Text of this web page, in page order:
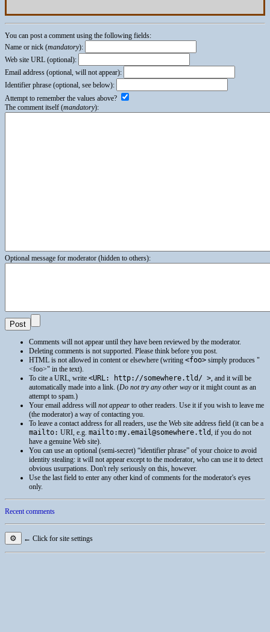
You can post a comment using the following fields:
Name or nick (mandatory):
Web site URL (optional):
Email address (optional, will not appear):
Identifier phrase (optional, see below):
Attempt to remember the values above?
The comment itself (mandatory):
Optional message for moderator (hidden to others):
Comments will not appear until they have been reviewed by the moderator.
Deleting comments is not supported. Please think before you post.
HTML is not allowed in content or elsewhere (writing <foo> simply produces
<foo>
in the text).
To cite a URL, write <URL: http://somewhere.tld/ >, and it will be
automatically made into a link. (Do not try any other wayor it might count as an
attempt to spam.)
Your email address will not appear to other readers. Use it if you wish to leave me
(the moderator) a way of contacting you.
To leave a contact address for all readers, use the Web site address field (it can be a
mailto: URI, e.g. mailto:my.email@somewhere.tld, if you do not
have a genuine Web site).
You can use an optional (semi-secret) “identifier phrase” of your choice to avoid
identity stealing: it will not appear except to the moderator, who can use it to detect
obvious usurpations. Don't rely seriously on this, however.
Use the last field to enter any other kind of comments for the moderator's eyes
only.
Recent comments
⚙ ← Click for site settings